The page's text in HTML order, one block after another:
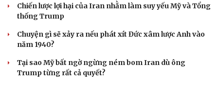
Chiến lược lợi hại của Iran nhằm làm suy yếu Mỹ và Tổng
thống Trump
Chuyện gì sẽ xảy ra nếu phát xít Đức xâm lược Anh vào
năm 1940?
Tại sao Mỹ bất ngờ ngừng ném bom Iran dù ông
Trump từng rất cả quyết?